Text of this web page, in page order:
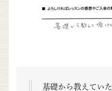
基礎から教えてい